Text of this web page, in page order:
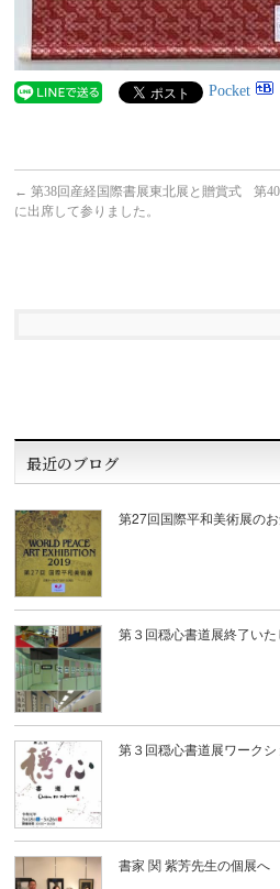
Pocket
← 第38回産経国際書展東北展と贈賞式
に出席して参りました。
第
最近のブログ
第27回国際平和美術展の
第３回穏心書道展終了いた
第３回穏心書道展ワーク
書家 関 紫芳先生の個展へ